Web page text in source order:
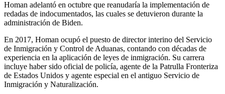
Homan adelantó en octubre que reanudaría la implementación de
redadas de indocumentados, las cuales se detuvieron durante la
administración de Biden.
En 2017, Homan ocupó el puesto de director interino del Servicio
de Inmigración y Control de Aduanas, contando con décadas de
experiencia en la aplicación de leyes de inmigración. Su carrera
incluye haber sido oficial de policía, agente de la Patrulla Fronteriza
de Estados Unidos y agente especial en el antiguo Servicio de
Inmigración y Naturalización.